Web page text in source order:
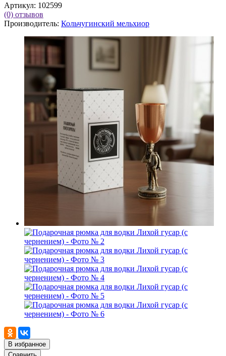
Артикул: 102599
(0) отзывов
Производитель: Кольчугинский мельхиор
В избранное